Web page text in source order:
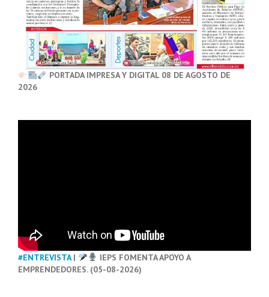
PORTADA IMPRESA Y DIGITAL 08 DE AGOSTO DE
2026
#ENTREVISTA|
IEPS FOMENTA APOYO A
EMPRENDEDORES. (05-08-2026)